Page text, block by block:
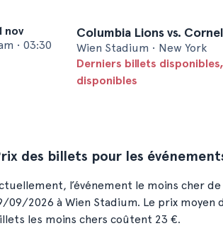
nov
• 03:30
Columbia Lions vs.
Wien Stadium • New York
Derniers billets
disponibles
des billets pour les
l’événement le moins cher
09/2026 à Wien Stadium. Le prix
les moins chers coûtent 23 €.